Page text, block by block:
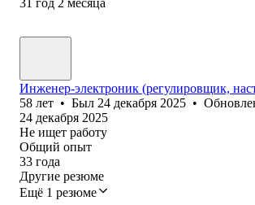
Инженер-электроник (регулировщик,
58 лет • Был 24 декабря 2025 •
24 декабря 2025
Не ищет работу
Общий опыт
33 года
Другие резюме
Ещё 1 резюме